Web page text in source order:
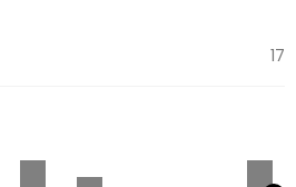
17